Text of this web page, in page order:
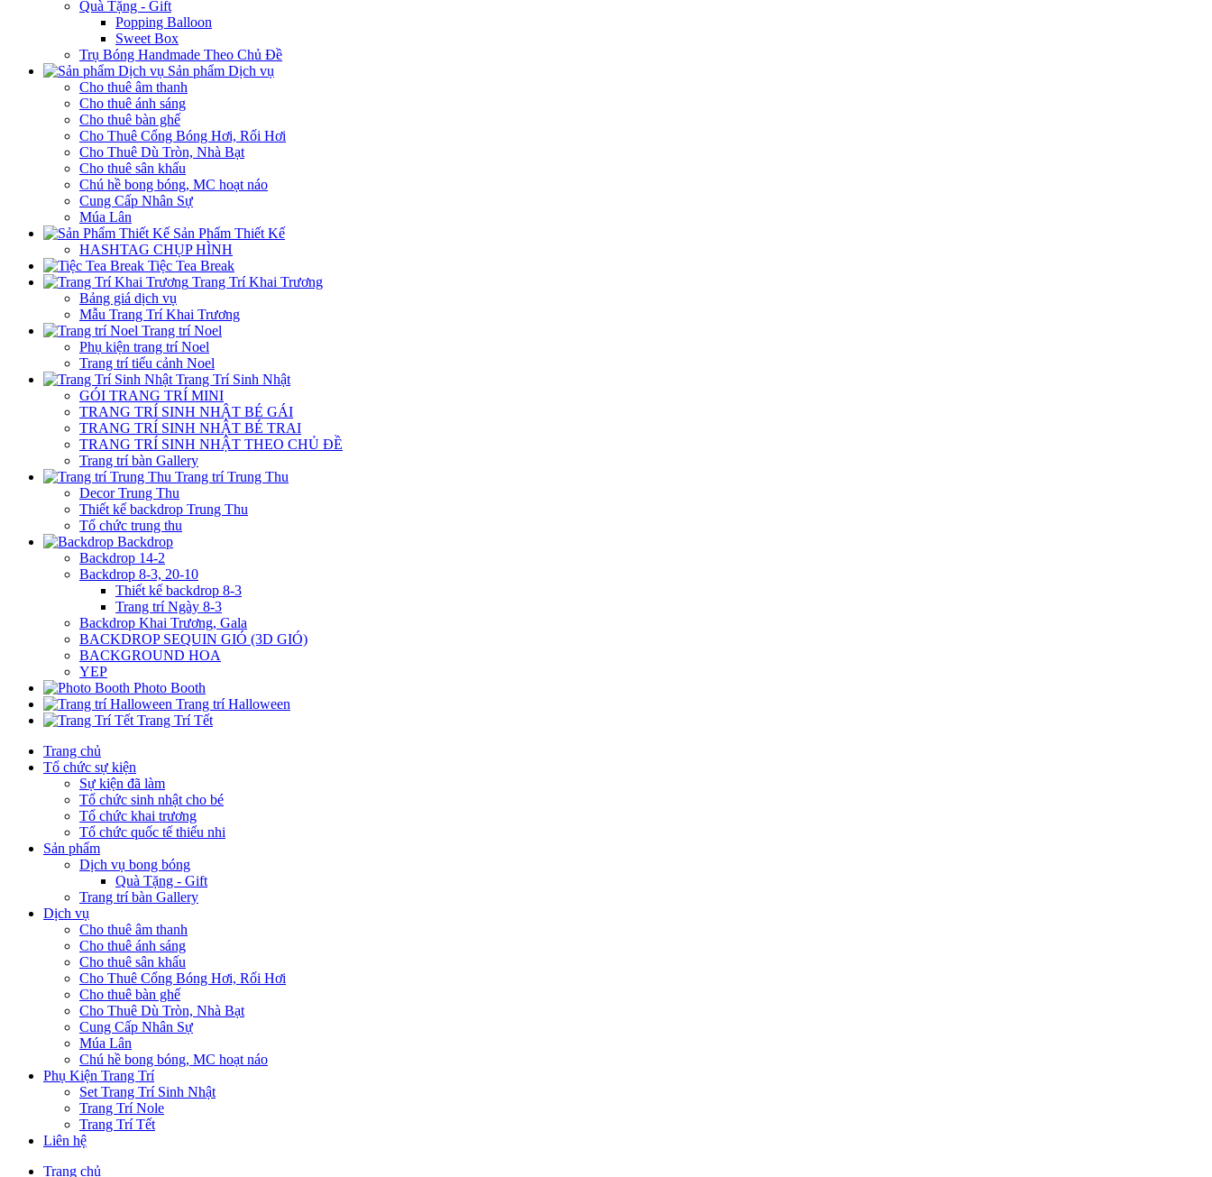
Quà Tặng - Gift
Popping Balloon
Sweet Box
Trụ Bóng Handmade Theo Chủ Đề
Sản phẩm Dịch vụ
Cho thuê âm thanh
Cho thuê ánh sáng
Cho thuê bàn ghế
Cho Thuê Cổng Bóng Hơi, Rối Hơi
Cho Thuê Dù Tròn, Nhà Bạt
Cho thuê sân khấu
Chú hề bong bóng, MC hoạt náo
Cung Cấp Nhân Sự
Múa Lân
Sản Phẩm Thiết Kế
HASHTAG CHỤP HÌNH
Tiệc Tea Break
Trang Trí Khai Trương
Bảng giá dịch vụ
Mẫu Trang Trí Khai Trương
Trang trí Noel
Phụ kiện trang trí Noel
Trang trí tiểu cảnh Noel
Trang Trí Sinh Nhật
GÓI TRANG TRÍ MINI
TRANG TRÍ SINH NHẬT BÉ GÁI
TRANG TRÍ SINH NHẬT BÉ TRAI
TRANG TRÍ SINH NHẬT THEO CHỦ ĐỀ
Trang trí bàn Gallery
Trang trí Trung Thu
Decor Trung Thu
Thiết kế backdrop Trung Thu
Tổ chức trung thu
Backdrop
Backdrop 14-2
Backdrop 8-3, 20-10
Thiết kế backdrop 8-3
Trang trí Ngày 8-3
Backdrop Khai Trương, Gala
BACKDROP SEQUIN GIÓ (3D GIÓ)
BACKGROUND HOA
YEP
Photo Booth
Trang trí Halloween
Trang Trí Tết
Trang chủ
Tổ chức sự kiện
Sự kiện đã làm
Tổ chức sinh nhật cho bé
Tổ chức khai trương
Tổ chức quốc tế thiếu nhi
Sản phẩm
Dịch vụ bong bóng
Quà Tặng - Gift
Trang trí bàn Gallery
Dịch vụ
Cho thuê âm thanh
Cho thuê ánh sáng
Cho thuê sân khấu
Cho Thuê Cổng Bóng Hơi, Rối Hơi
Cho thuê bàn ghế
Cho Thuê Dù Tròn, Nhà Bạt
Cung Cấp Nhân Sự
Múa Lân
Chú hề bong bóng, MC hoạt náo
Phụ Kiện Trang Trí
Set Trang Trí Sinh Nhật
Trang Trí Nole
Trang Trí Tết
Liên hệ
Trang chủ